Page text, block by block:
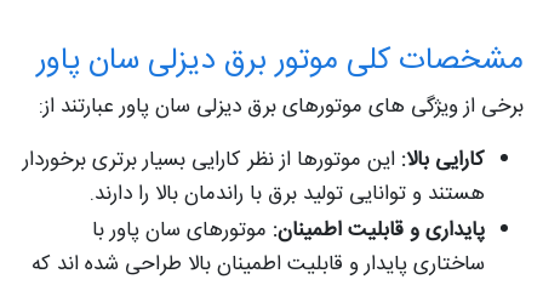
مشخصات کلی موتور برق دیزلی سان پاور
برخی از ویژگی های موتورهای برق دیزلی سان پاور عبارتند از:
کارایی بالا: این موتورها از نظر کارایی بسیار برتری برخوردار
هستند و توانایی تولید برق با راندمان بالا را دارند.
پایداری و قابلیت اطمینان: موتورهای سان پاور با
ساختاری پایدار و قابلیت اطمینان بالا طراحی شده اند که